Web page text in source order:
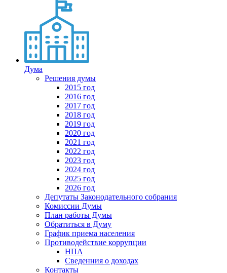
Дума
Решения думы
2015 год
2016 год
2017 год
2018 год
2019 год
2020 год
2021 год
2022 год
2023 год
2024 год
2025 год
2026 год
Депутаты Законодательного собрания
Комиссии Думы
План работы Думы
Обратиться в Думу
График приема населения
Противодействие коррупции
НПА
Сведенния о доходах
Контакты